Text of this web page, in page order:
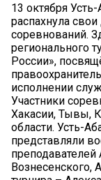
13 октября
распахнула
соревнований.
регионального
России»,
исполнении
Участники
Хакасии, Тывы,
области. Усть-
представляли
Вознесенского,